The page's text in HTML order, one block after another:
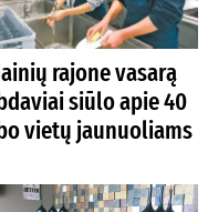
rajone vasarą
siūlo apie 40
vietų jaunuoliams